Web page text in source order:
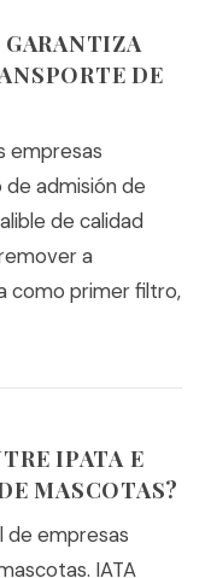
DE
empresas
admisión de
de calidad
a
como primer filtro,
IPATA E
MASCOTAS?
de empresas
IATA